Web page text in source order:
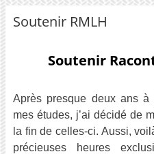
Soutenir RMLH
Soutenir
Après presque deux ans
mes études, j’ai décidé de
la fin de celles-ci. Aussi,
précieuses heures